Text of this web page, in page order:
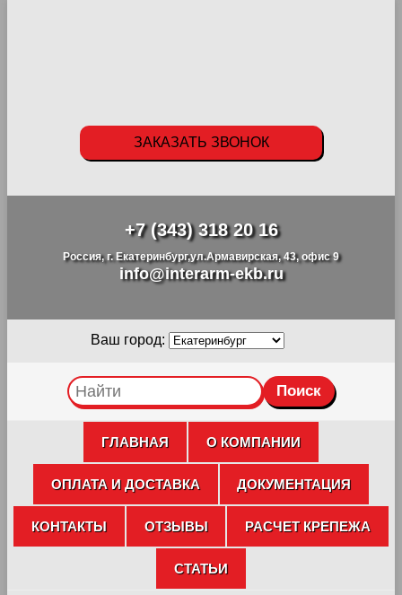
+7 (343) 318 20 16
Россия, г. Екатеринбург,ул.Армавирская, 43, офис 9
info@interarm-ekb.ru
ЗАКАЗАТЬ ЗВОНОК
Ваш город:
ГЛАВНАЯ О КОМПАНИИ
ОПЛАТА И ДОСТАВКА ДОКУМЕНТАЦИЯ
КОНТАКТЫ ОТЗЫВЫ РАСЧЕТ КРЕПЕЖА
СТАТЬИ